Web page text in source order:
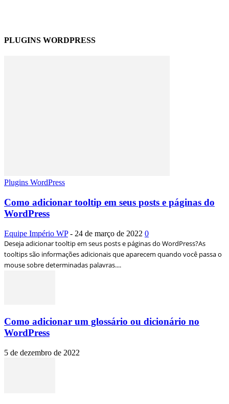
PLUGINS WORDPRESS
Plugins WordPress
Como adicionar tooltip em seus posts e páginas do
WordPress
Equipe Império WP - 24 de março de 2022 0
Deseja adicionar tooltip em seus posts e páginas do WordPress?As
tooltips são informações adicionais que aparecem quando você passa o
mouse sobre determinadas palavras....
Como adicionar um glossário ou dicionário no
WordPress
5 de dezembro de 2022